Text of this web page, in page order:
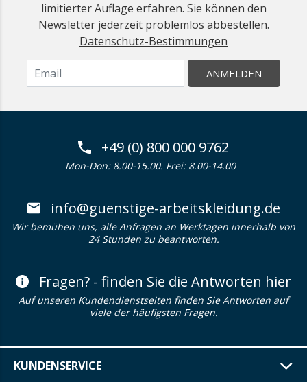
limitierter Auflage erfahren. Sie können den
Newsletter jederzeit problemlos abbestellen.
Datenschutz-Bestimmungen
ANMELDEN
+49 (0) 800 000 9762
Mon-Don: 8.00-15.00. Frei: 8.00-14.00
info@guenstige-arbeitskleidung.de
Wir bemühen uns, alle Anfragen an Werktagen innerhalb von
24 Stunden zu beantworten.
Fragen? - finden Sie die Antworten hier
Auf unseren Kundendienstseiten finden Sie Antworten auf
viele der häufigsten Fragen.
KUNDENSERVICE